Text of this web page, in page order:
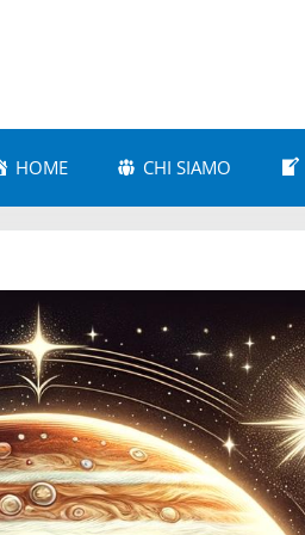
HOME CHI SIAMO